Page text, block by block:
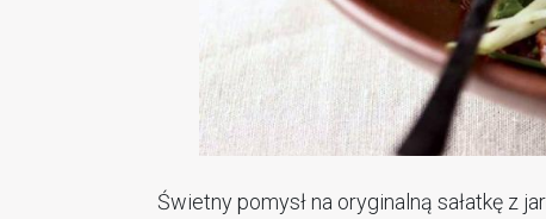
Świetny pomysł na oryginalną sałatkę z